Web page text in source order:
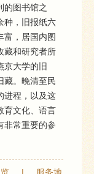
的图书馆之
种，旧报纸六
富，居国内图
藏和研究者所
京大学的旧
藏。晚清至民
进程，以及这
育文化、语言
非常重要的参